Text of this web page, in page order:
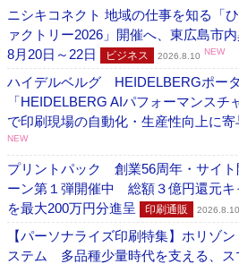
ニシキコネクト 地域の仕事を知る「
ァクトリー2026」開催へ、東広島市
8月20日～22日
ビジネス 2026.8.10 NEW
ハイデルベルグ HEIDELBERGポー
「HEIDELBERG AIパフォーマンス
で印刷現場の自動化・生産性向上に寄
NEW
プリントパック 創業56周年・サイト
ーン第１弾開催中 総額３億円還元キ
を最大200万円分進呈
印刷通販 2026.8.10
【パーソナライズ印刷特集】ホリゾ
ステム 多品種少量時代を支える、ス